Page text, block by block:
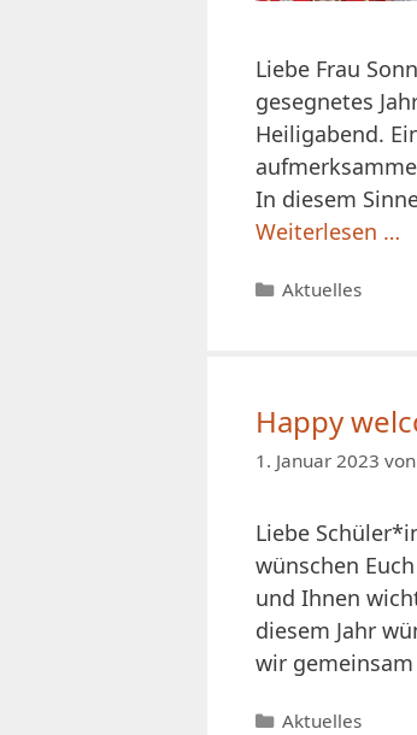
Liebe Frau
gesegnetes
Heiligabend.
In diesem
Weiterlesen …
Kategorien
Aktuelles
Happy
1. Januar 2023 von
Liebe
wünschen
und Ihnen
diesem Jahr
wir gemeinsam
Kategorien
Aktuelles